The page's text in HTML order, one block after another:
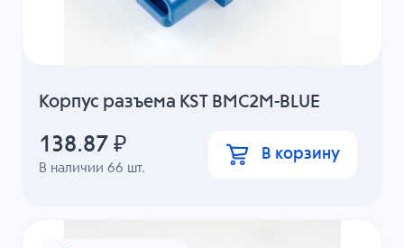
Корпус разъема KST BMC2M-BLUE
В наличии66 шт.
138.87 ₽ В корзину